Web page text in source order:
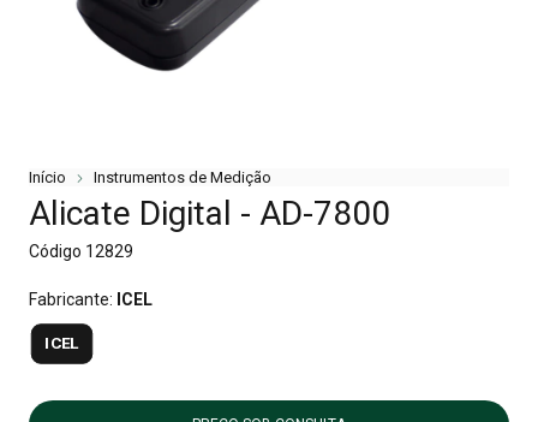
Início Instrumentos de Medição
Alicate Digital - AD-7800
Código 12829
Fabricante: ICEL
ICEL